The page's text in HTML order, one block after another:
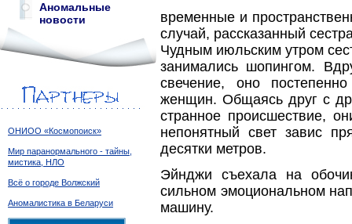
Аномальные
новости
ОНИОО «Космопоиск»
Мир паранормального - тайны,
мистика, НЛО
Всё о городе Волжский
Аномалистика в Беларуси
временные и
случай, рассказанный
Чудным июльским утром
занимались шопингом.
свечение, оно
женщин. Общаясь друг с
странное происшествие,
непонятный свет завис
десятки метров.
Эйнджи съехала на
сильном эмоциональном
машину.